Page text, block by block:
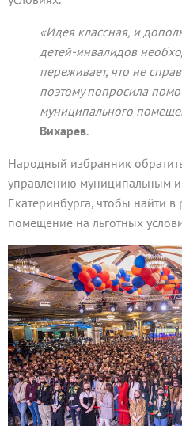
«Идея классная, и
детей-инвалидов
переживает, что не
поэтому попросила
муниципального
Вихарев.
Народный избранник
управлению муниципальным
Екатеринбурга, чтобы найти
помещение на льготных